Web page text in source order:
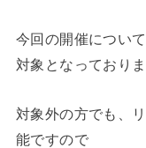
今回の開催につい
対象となっており
対象外の方でも、
能ですので